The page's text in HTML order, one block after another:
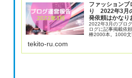
ファッションブ
り 2022年3月
発依頼はかなり
2022年3月のブロ
ログに記事掲載依
棒2000本。1000文
依頼ですね。
tekito-ru.com